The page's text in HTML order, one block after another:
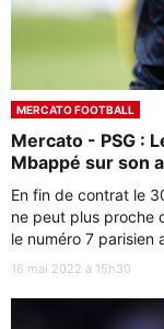
MERCATO FOOTBALL
Mercato - PSG :
Mbappé sur son
En fin de contrat le
ne peut plus proche
le numéro 7 parisien
16 mai 2022 à 15h30